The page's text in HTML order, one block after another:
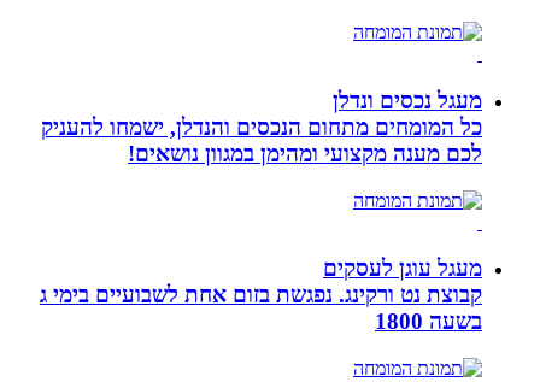
מעגל נכסים ונדלן
כל המומחים מתחום הנכסים והנדלן, ישמחו להעניק
לכם מענה מקצועי ומהימן במגוון נושאים!
מעגל עוגן לעסקים
קבוצת נט ורקינג. נפגשת בזום אחת לשבועיים בימי ג
בשעה 1800